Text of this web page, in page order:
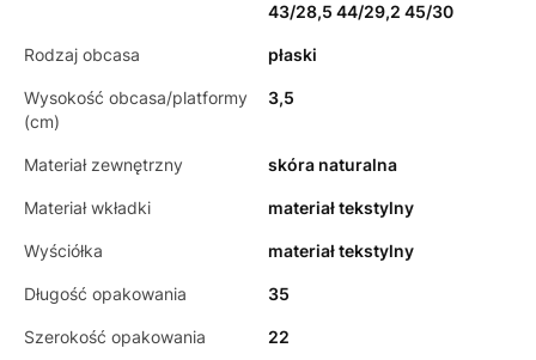
43/28,5 44/29,2 45/30
Rodzaj obcasa płaski
Wysokość obcasa/platformy
(cm)
3,5
Materiał zewnętrzny skóra naturalna
Materiał wkładki materiał tekstylny
Wyściółka materiał tekstylny
Długość opakowania 35
Szerokość opakowania 22